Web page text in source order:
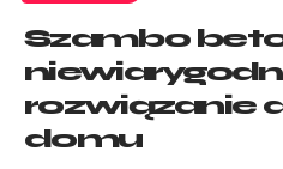
Szambo
rozwiązanie
domu